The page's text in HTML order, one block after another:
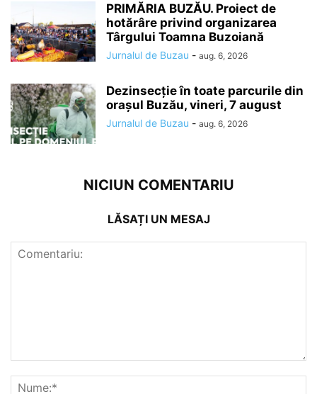
PRIMĂRIA BUZĂU. Proiect de
hotărâre privind organizarea
Târgului Toamna Buzoiană
Jurnalul de Buzau - aug. 6, 2026
Dezinsecție în toate parcurile din
orașul Buzău, vineri, 7 august
Jurnalul de Buzau - aug. 6, 2026
NICIUN COMENTARIU
LĂSAȚI UN MESAJ